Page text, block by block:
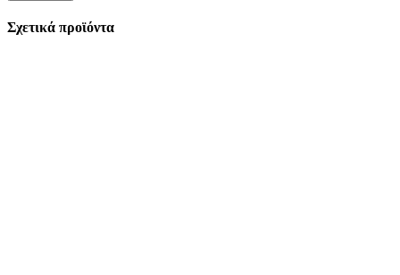
Σχετικά προϊόντα